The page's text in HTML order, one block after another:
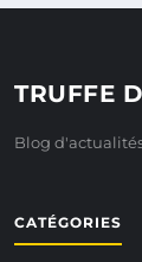
TRUFFE
Blog
CATÉGORIES